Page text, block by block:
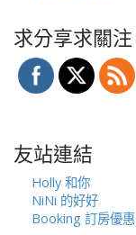
求分享求關注
友站連結
Holly 和你
NiNi 的好好
Booking 訂房優惠